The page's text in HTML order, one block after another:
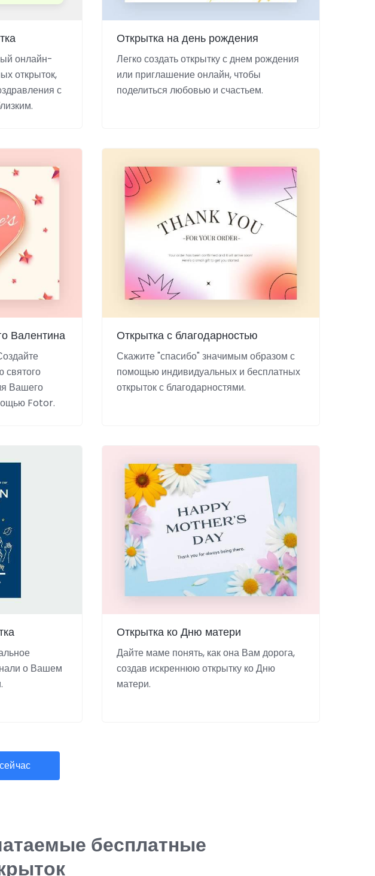
онлайн-
открыток,
с
Открытка на день рождения
Легко создать открытку с днем рождения
или приглашение онлайн, чтобы
поделиться любовью и счастьем.
Валентина
святого
Вашего
Fotor.
Открытка с благодарностью
Скажите "спасибо" значимым образом с
помощью индивидуальных и бесплатных
открыток с благодарностями.
о Вашем
Открытка ко Дню матери
Дайте маме понять, как она Вам дорога,
создав искреннюю открытку ко Дню
матери.
бесплатные